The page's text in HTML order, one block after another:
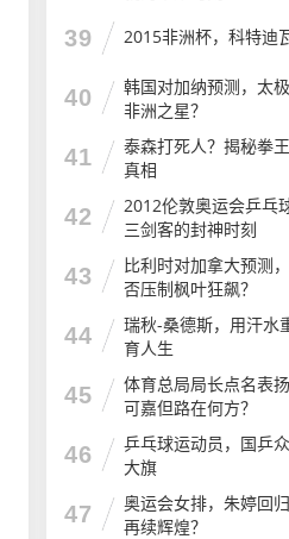
39 2015非洲杯，科特迪
40
韩国对加纳预测，太
非洲之星？
41
泰森打死人？揭秘拳
真相
42
2012伦敦奥运会乒乓
三剑客的封神时刻
43
比利时对加拿大预测
否压制枫叶狂飙？
44
瑞秋-桑德斯，用汗水
育人生
45
体育总局局长点名表
可嘉但路在何方？
46
乒乓球运动员，国乒
大旗
47
奥运会女排，朱婷回
再续辉煌？